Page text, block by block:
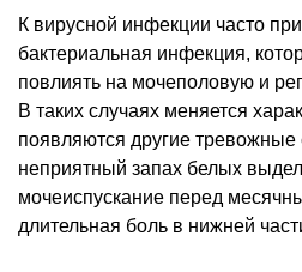
К вирусной инфекции часто
бактериальная инфекция,
повлиять на мочеполовую и
В таких случаях меняется
появляются другие тревожные
неприятный запах белых
мочеиспускание перед
длительная боль в нижней